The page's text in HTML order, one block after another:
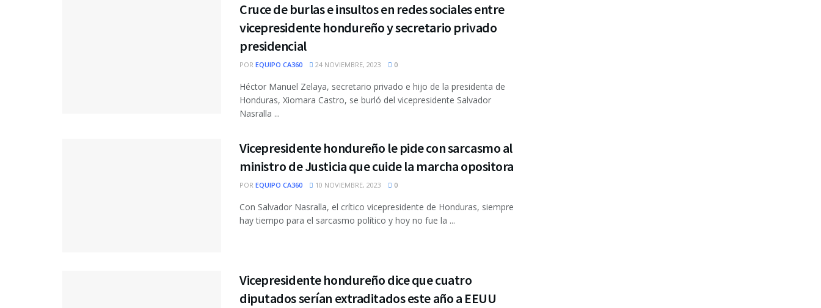
Cruce de burlas e insultos en redes sociales entre
vicepresidente hondureño y secretario privado
presidencial
POR EQUIPO CA360 24 NOVIEMBRE, 2023 0
Héctor Manuel Zelaya, secretario privado e hijo de la presidenta de
Honduras, Xiomara Castro, se burló del vicepresidente Salvador
Nasralla ...
Vicepresidente hondureño le pide con sarcasmo al
ministro de Justicia que cuide la marcha opositora
POR EQUIPO CA360 10 NOVIEMBRE, 2023 0
Con Salvador Nasralla, el crítico vicepresidente de Honduras, siempre
hay tiempo para el sarcasmo político y hoy no fue la ...
Vicepresidente hondureño dice que cuatro
diputados serían extraditados este año a EEUU